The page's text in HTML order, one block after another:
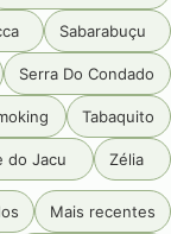
Sabarabuçu
Serra Do Condado
Tabaquito
do Jacu Zélia
Mais recentes